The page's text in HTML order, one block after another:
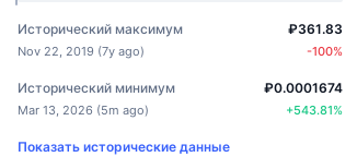
Исторический максимум
Nov 22, 2019 (7y ago)
₽361.83
-100%
Исторический минимум
Mar 13, 2026 (5m ago)
₽0.0001674
+543.81%
Показать исторические данные